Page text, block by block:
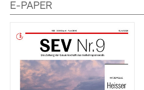
E-PAPER